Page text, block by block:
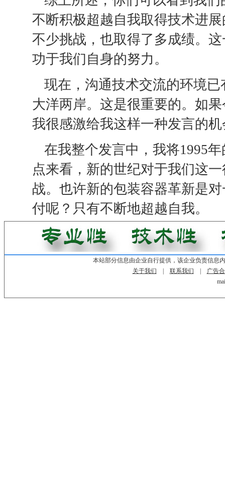
不断积极超越自我取得技术进
不少挑战，也取得了多成绩。
功于我们自身的努力。
现在，沟通技术交流的环境
大洋两岸。这是很重要的。如
我很感激给我这样一种发言的
在我整个发言中，我将1995
点来看，新的世纪对于我们这
战。也许新的包装容器革新是
付呢？只有不断地超越自我。
本站部分信息由企业自行提供，该企业负责信息
关于我们
联系我们
广告